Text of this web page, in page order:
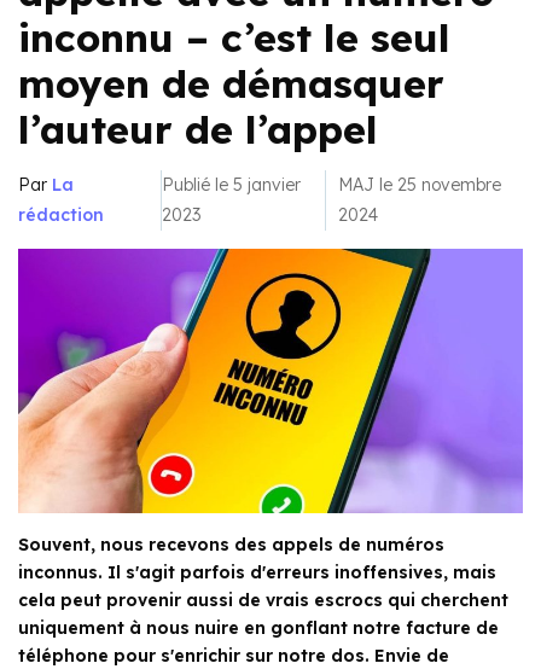
inconnu – c’est le seul
moyen de démasquer
l’auteur de l’appel
Par La
rédaction
Publié le 5 janvier
2023
MAJ le 25 novembre
2024
Souvent, nous recevons des appels de numéros
inconnus. Il s'agit parfois d'erreurs inoffensives, mais
cela peut provenir aussi de vrais escrocs qui cherchent
uniquement à nous nuire en gonflant notre facture de
téléphone pour s'enrichir sur notre dos. Envie de